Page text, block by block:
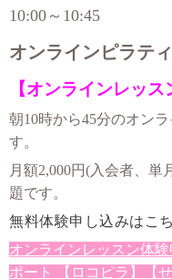
10:00～10:45
オンラインピラテ
【オンラインレッ
朝10時から45分のオン
す。
月額2,000円(入会者、単
題です。
無料体験申し込みはこ
オンラインレッスン体
ポート 【ロコピラ】【